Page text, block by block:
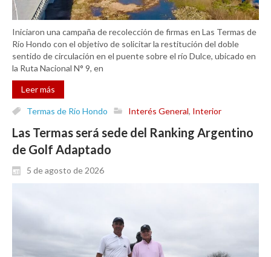
Iniciaron una campaña de recolección de firmas en Las Termas de
Río Hondo con el objetivo de solicitar la restitución del doble
sentido de circulación en el puente sobre el río Dulce, ubicado en
la Ruta Nacional N° 9, en
Leer más
Termas de Río Hondo Interés General, Interior
Las Termas será sede del Ranking Argentino
de Golf Adaptado
5 de agosto de 2026